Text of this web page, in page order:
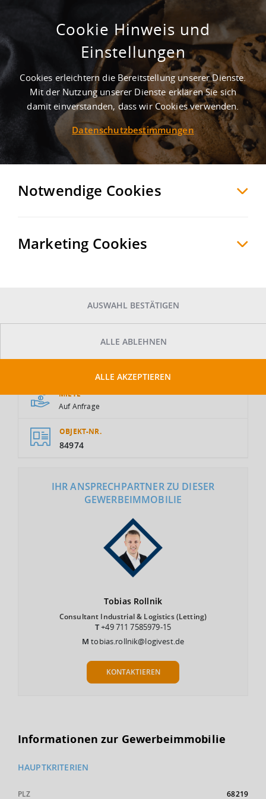
Attraktive Lagerhalle | Top-
Logistikregion Rhein-Neckar
MannheimStadtkreis Mannheim, Deutschland
MERKEN VERGLEICHEN EXPORT PDF
MIETE
Auf Anfrage
OBJEKT-NR.
84974
IHR ANSPRECHPARTNER ZU DIESER
GEWERBEIMMOBILIE
Tobias Rollnik
Consultant Industrial & Logistics (Letting)
T+49 711 7585979-15
Mtobias.rollnik@logivest.de
KONTAKTIEREN
Informationen zur Gewerbeimmobilie
HAUPTKRITERIEN
PLZ 68219
Cookie Hinweis und
Einstellungen
Cookies erleichtern die Bereitstellung unserer Dienste.
Mit der Nutzung unserer Dienste erklären Sie sich
damit einverstanden, dass wir Cookies verwenden.
Datenschutzbestimmungen
Notwendige Cookies
Marketing Cookies
AUSWAHL BESTÄTIGEN
ALLE ABLEHNEN
ALLE AKZEPTIEREN